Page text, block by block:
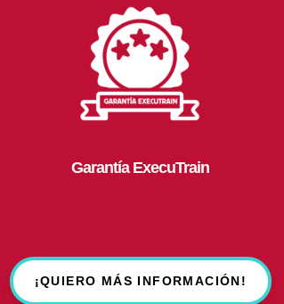
Garantía ExecuTrain
¡QUIERO MÁS INFORMACIÓN!